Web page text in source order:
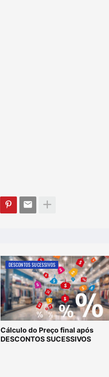
DESCONTOS SUCESSIVOS
Cálculo do Preço final após
DESCONTOS SUCESSIVOS